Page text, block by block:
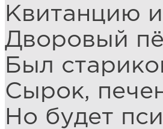
Квитанцию
Дворовый
Был
Сырок,
Но будет